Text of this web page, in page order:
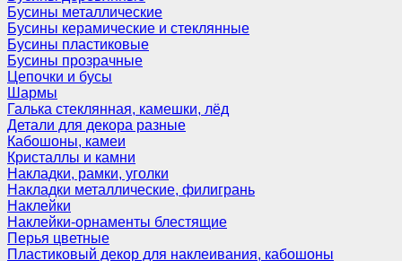
Бусины металлические
Бусины керамические и стеклянные
Бусины пластиковые
Бусины прозрачные
Цепочки и бусы
Шармы
Галька стеклянная, камешки, лёд
Детали для декора разные
Кабошоны, камеи
Кристаллы и камни
Накладки, рамки, уголки
Накладки металлические, филигрань
Наклейки
Наклейки-орнаменты блестящие
Перья цветные
Пластиковый декор для наклеивания, кабошоны